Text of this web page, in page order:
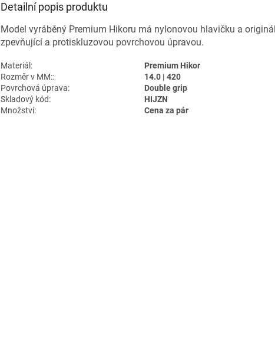
Detailní popis produktu
Model vyráběný Premium Hikoru má nylonovou hlavičku a
zpevňující a protiskluzovou povrchovou úpravou.
Materiál:
Premium Hikor
Rozměr v MM::
14.0 | 420
Povrchová úprava:
Double grip
Skladový kód:
HIJZN
Množství:
Cena za pár